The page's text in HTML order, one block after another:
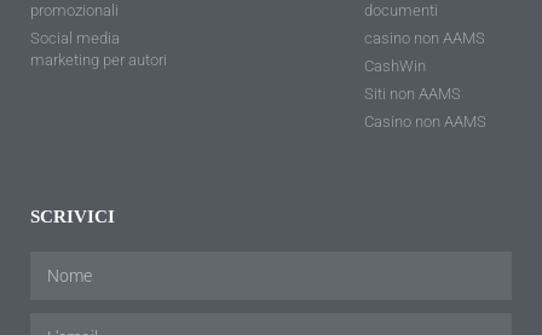
promozionali
Social media
marketing per autori
documenti
casino non AAMS
CashWin
Siti non AAMS
Casino non AAMS
SCRIVICI